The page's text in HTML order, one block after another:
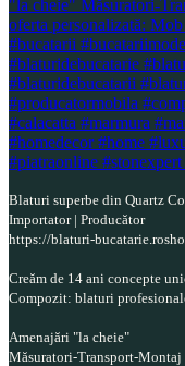
Blaturi superbe din Quartz
Importator | Producător
https://blaturi-
Creăm de 14 ani concepte
Compozit: blaturi
Amenajări "la cheie"
Măsuratori-Transport-Montaj